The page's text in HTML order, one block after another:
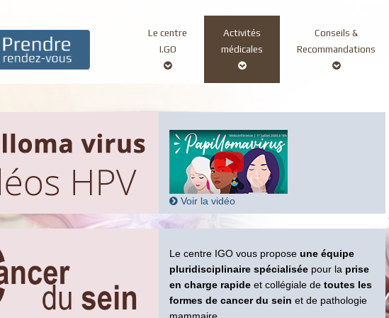
Main
navigation
Le centre
I.GO
Activités
médicales
Conseils &
Recommandations
Voir la vidéo
Le centre IGO vous propose une équipe
pluridisciplinaire spécialisée pour la prise
en charge rapide et collégiale de toutes les
formes de cancer du sein et de pathologie